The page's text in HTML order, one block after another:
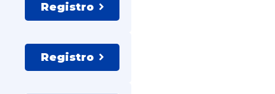
Registro
Registro